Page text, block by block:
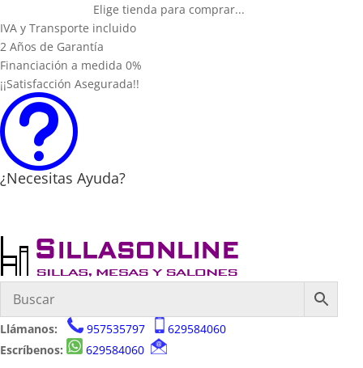
Elige tienda para comprar...
IVA y Transporte incluido
2 Años de Garantía
Financiación a medida 0%
¡¡Satisfacción Asegurada!!
t
¿Necesitas Ayuda?
Llámanos: 957535797
629584060
Escríbenos:
629584060